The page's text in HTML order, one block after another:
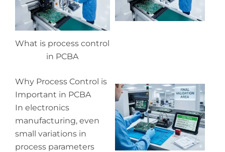
What is process control
in PCBA
Why Process Control is
Important in PCBA
In electronics
manufacturing, even
small variations in
process parameters